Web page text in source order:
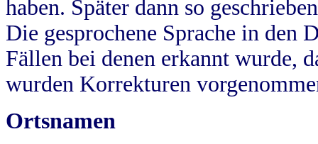
haben. Später dann so
Die gesprochene Sprache in
Fällen bei denen erkannt wurde,
wurden Korrekturen
Ortsnamen